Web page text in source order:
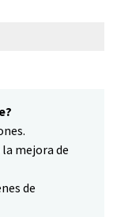
mejora de
de